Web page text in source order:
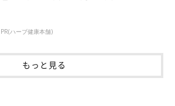
PR(ハーブ健康本舗)
もっと見る